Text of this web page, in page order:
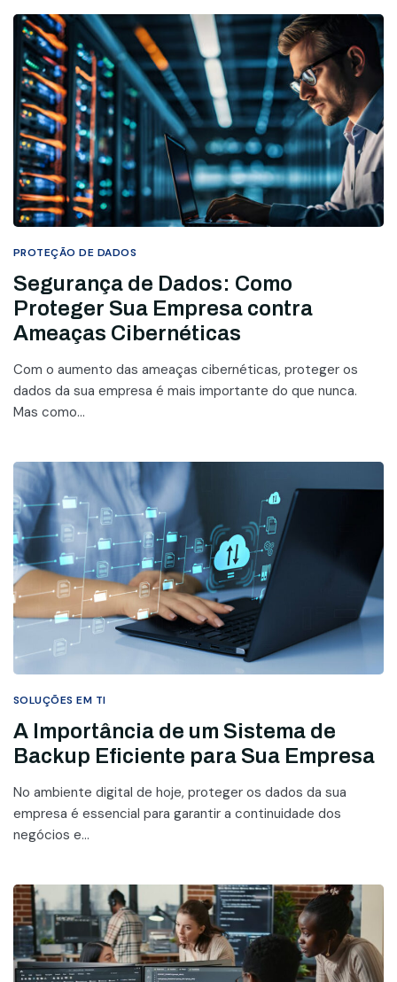
PROTEÇÃO DE DADOS
Segurança de Dados: Como
Proteger Sua Empresa contra
Ameaças Cibernéticas
Com o aumento das ameaças cibernéticas, proteger os
dados da sua empresa é mais importante do que nunca.
Mas como...
SOLUÇÕES EM TI
A Importância de um Sistema de
Backup Eficiente para Sua Empresa
No ambiente digital de hoje, proteger os dados da sua
empresa é essencial para garantir a continuidade dos
negócios e...